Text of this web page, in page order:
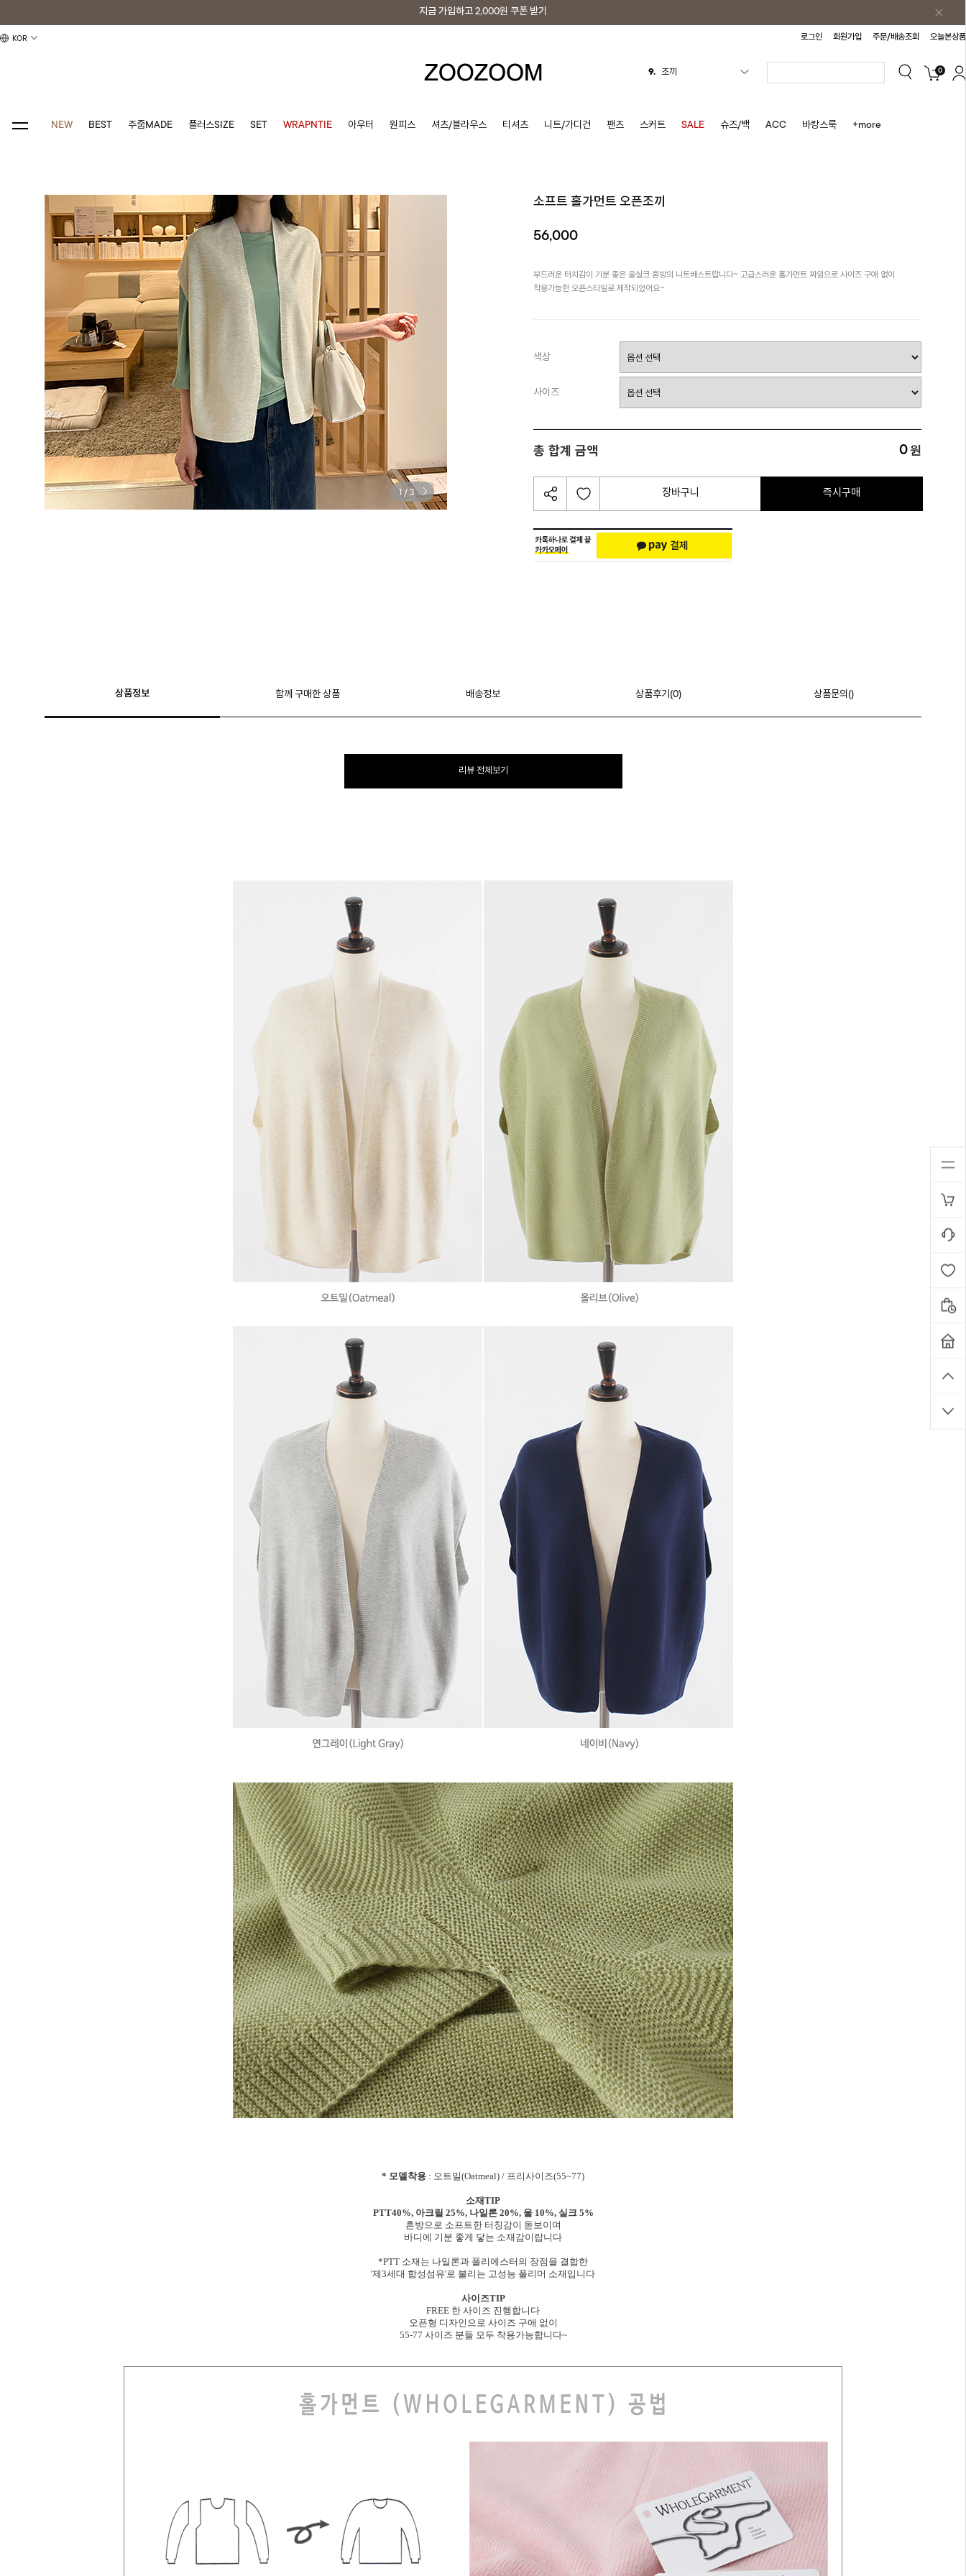
지금 가입하고 2,000원 쿠폰 받기
KOR 로그인 회원가입 주문/배송조회 오늘본상품
10. 자켓
2.
나시원피스
9. 조끼
0
NEW BEST 주줌MADE 플러스SIZE SET WRAPNTIE 아우터 원피스 셔츠/블라우스 티셔츠 니트/가디건 팬츠 스커트 SALE 슈즈/백 ACC 바캉스룩 +more
1 /3
소프트 홀가먼트 오픈조끼
56,000
부드러운 터치감이 기분 좋은 울실크 혼방의 니트베스트랍니다~ 고급스러운 홀가먼트 짜임으로 사이즈 구애 없이
착용가능한 오픈스타일로 제작되었어요~
색상
사이즈
총 합계 금액 0원
장바구니 즉시구매
상품정보 함께 구매한 상품 배송정보 상품후기(0) 상품문의()
리뷰 전체보기
* 모델착용 : 오트밀(Oatmeal) / 프리사이즈(55~77)
소재TIP
PTT40%, 아크릴 25%, 나일론 20%, 울 10%, 실크 5%
혼방으로 소프트한 터칭감이 돋보이며
바디에 기분 좋게 닿는 소재감이랍니다
*PTT 소재는 나일론과 폴리에스터의 장점을 결합한
'제3세대 합성섬유'로 불리는 고성능 폴리머 소재입니다
사이즈TIP
FREE 한 사이즈 진행합니다
오픈형 디자인으로 사이즈 구애 없이
55-77 사이즈 분들 모두 착용가능합니다~